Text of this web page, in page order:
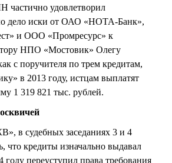
удовлетворил
дело иски от ОАО «НОТА-Банк»,
и ООО «Промресурс» к
НПО «Мостовик» Олегу
поручителя по трем кредитам,
в 2013 году, истцам выплатят
1 319 821 тыс. рублей.
в судебных заседаниях 3 и 4
что кредиты изначально выдавал
переуступил права требования